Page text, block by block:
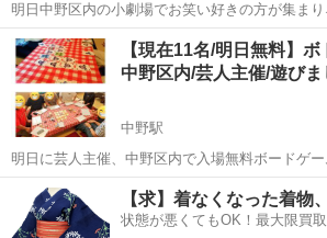
明日中野区内の小劇場でお笑い好きの方が集ま
をします！ 参加の目的やお笑いの経験性別年齢などは不問です。 初心
者の方も多く来られる会となっております。 この会は当日知り合った
方とそのまま即席で短めのネ...
東京 中野区 中野駅 その他 お笑い
【現在11名/明日無料】
中野区内/芸人主催/遊び
中野駅
明日に芸人主催、中野区内で入場無料ボードゲー
ます！ 性別年齢、ボードゲーム経験、初参加など不問
の選んだおすすめのボードゲームを主催自ら全て
明などして沢山遊んで頂く回です！...
東京 中野駅 その他 ボドゲ
【求】着なくなった着物
状態が悪くてもOK！最大限買